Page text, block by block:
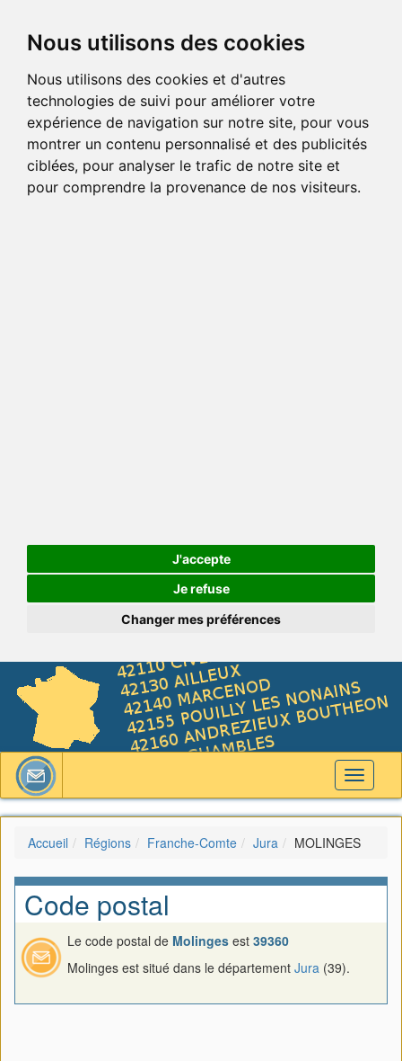
Nous utilisons des cookies
Nous utilisons des cookies et d'autres
technologies de suivi pour améliorer votre
expérience de navigation sur notre site, pour vous
montrer un contenu personnalisé et des publicités
ciblées, pour analyser le trafic de notre site et
pour comprendre la provenance de nos visiteurs.
J'accepte
Je refuse
Changer mes préférences
Toggle
Accueil Régions Franche-Comte Jura MOLINGES
Code postal
Le code postal de Molinges est 39360
Molinges est situé dans le département Jura (39).